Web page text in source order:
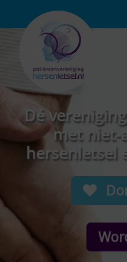
Dé
met niet-
hersenletsel